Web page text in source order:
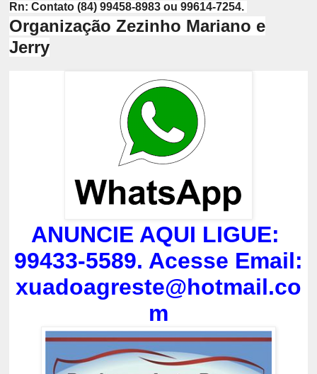
Rn: Contato (84) 99458-8983 ou 99614-7254.
Organização Zezinho Mariano e
Jerry
ANUNCIE AQUI LIGUE:
99433-5589. Acesse Email:
xuadoagreste@hotmail.co
m